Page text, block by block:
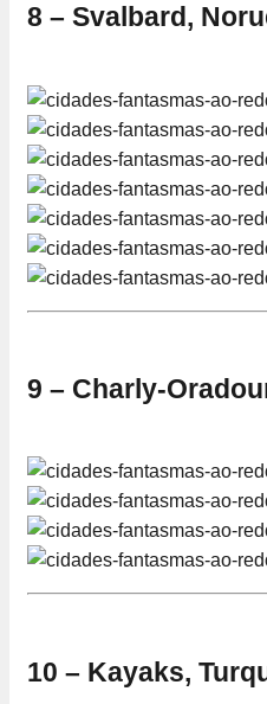
8 – Svalbard,
9 – Charly-
10 – Kayaks,